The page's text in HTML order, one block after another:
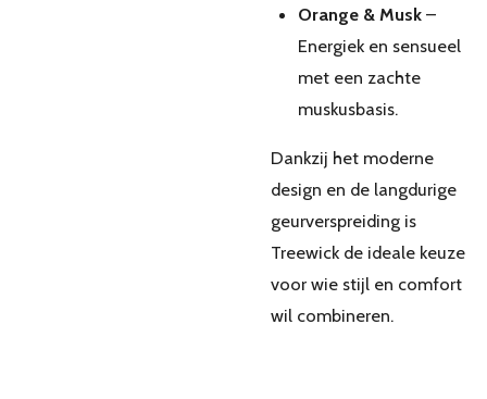
Orange & Musk–
Energiek en sensueel
met een zachte
muskusbasis.
Dankzij het moderne
design en de langdurige
geurverspreiding is
Treewick de ideale keuze
voor wie stijl en comfort
wil combineren.